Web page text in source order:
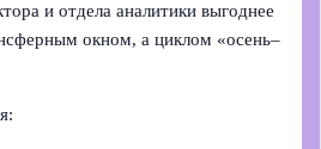
и отдела аналитики выгоднее
окном, а циклом «осень–